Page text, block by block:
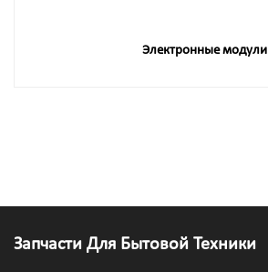
Электронные модули
Запчасти Для Бытовой Техники